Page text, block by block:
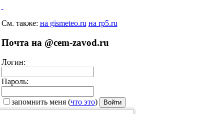
См. также: на gismeteo.ru на rp5.ru
Почта на @cem-zavod.ru
Логин:
Пароль:
запомнить меня(что это)